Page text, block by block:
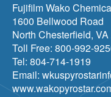
Fujifilm Wako
1600 Bellwood Road
North Chesterfield,
Toll Free: 800-992-
Tel: 804-714-1919
Email: